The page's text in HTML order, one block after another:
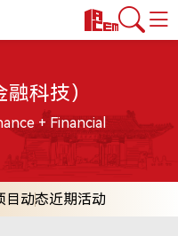
科技）
+ Financial
目动态近期活动